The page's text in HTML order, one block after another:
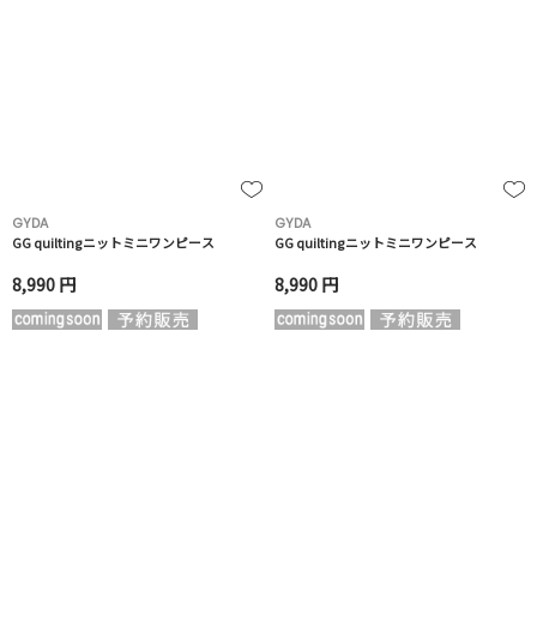
GYDA
GG quiltingニットミニワンピース
8,990 円
GYDA
GG quiltingニットミニワンピース
8,990 円